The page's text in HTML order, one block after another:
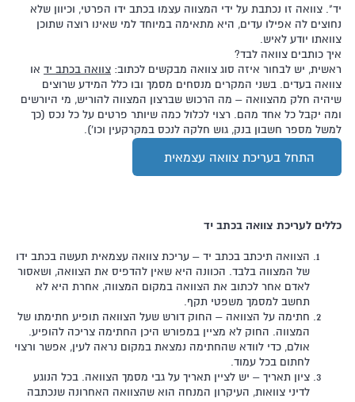
יד". צוואה זו נכתבת על ידי המצווה עצמו בכתב ידו הפרטי, וכיוון שלא
נחוצים לה אפילו עדים, היא מתאימה במיוחד למי שאינו רוצה שתוכן
צוואתו יודע לאיש.
איך כותבים צוואה לבד?
ראשית, יש לבחור איזה סוג צוואה מבקשים לכתוב: צוואה בכתב יד או
צוואה בעדים. בשני המקרים מנסחים מסמך ובו כלל המידע שרוצים
שיהיה חלק מהצוואה – מה הרכוש שברצון המצווה להוריש, מי היורשים
ומה יקבל כל אחד מהם. רצוי לכלול כמה שיותר פרטים על כל נכס (כך
למשל מספר חשבון בנק, גוש חלקה לנכס במקרקעין וכו').
התחל בעריכת צוואה עצמאית
כללים לעריכת צוואה בכתב יד
הצוואה תיכתב בכתב יד – עריכת צוואה עצמאית תעשה בכתב ידו
של המצווה בלבד. הכוונה היא שאין להדפיס את הצוואה, ושאסור
לאדם אחר לכתוב את הצוואה במקום המצווה, אחרת היא לא
תחשב למסמך משפטי תקף.
חתימה על הצוואה – החוק דורש שעל הצוואה תופיע חתימתו של
המצווה. החוק לא מציין במפורש היכן החתימה צריכה להופיע.
אולם, כדי לוודא שהחתימה נמצאת במקום נראה לעין, אפשר ורצוי
לחתום בכל עמוד.
ציון תאריך – יש לציין תאריך על גבי מסמך הצוואה. בכל הנוגע
לדיני צוואות, העיקרון המנחה הוא שהצוואה האחרונה שנכתבה